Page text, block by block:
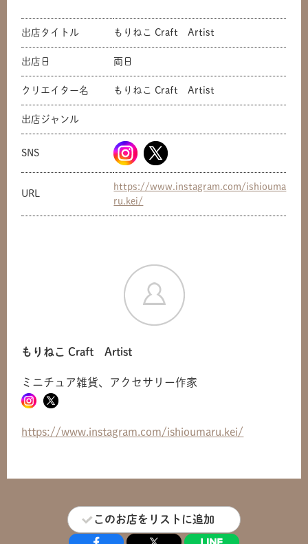
出店タイトル もりねこ Craft Artist
出店日 両日
クリエイター名 もりねこ Craft Artist
出店ジャンル
SNS
URL
https://www.instagram.com/ishiouma
ru.kei/
もりねこ Craft Artist
ミニチュア雑貨、アクセサリー作家
https://www.instagram.com/ishioumaru.kei/
このお店をリストに追加
共有方法を選択